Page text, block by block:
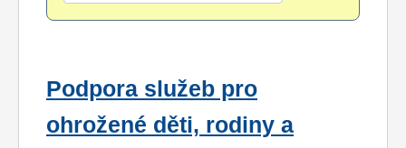
Podpora služeb pro
ohrožené děti, rodiny a